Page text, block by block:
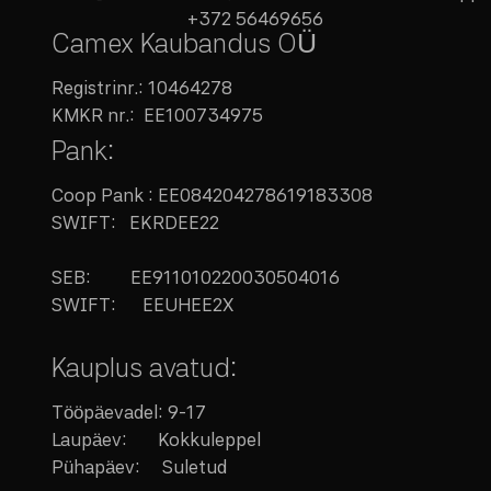
+372 56469656
Camex Kaubandus OÜ
Registrinr.: 10464278
KMKR nr.: EE100734975
Pank:
Coop Pank : EE084204278619183308
SWIFT: EKRDEE22
SEB: EE911010220030504016
SWIFT: EEUHEE2X
Kauplus avatud:
Tööpäevadel: 9-17
Laupäev: Kokkuleppel
Pühapäev: Suletud